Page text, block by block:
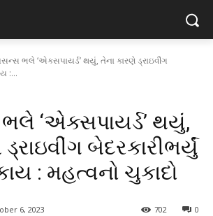
ભલે ‘એક્સપાયર્ડ’ થયું, તેના કારણે ડ્રાઇવીંગ
:...
‘એક્સપાયર્ડ’ થયું,
બેદરકારીભર્યું
: મહત્વનો ચુકાદો
6, 2023 0
702